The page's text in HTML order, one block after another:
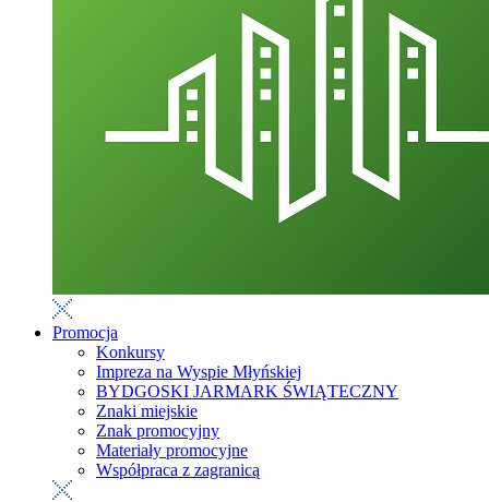
Promocja
Konkursy
Impreza na Wyspie Młyńskiej
BYDGOSKI JARMARK ŚWIĄTECZNY
Znaki miejskie
Znak promocyjny
Materiały promocyjne
Współpraca z zagranicą